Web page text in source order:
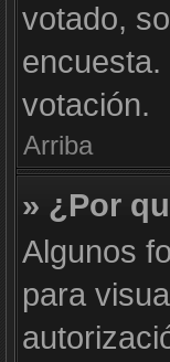
votado,
votación.
Arriba
» ¿Por
Algunos
para